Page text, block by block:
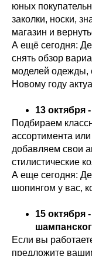
юных
заколки, носки,
магазин и
А ещё сегодня:
снять обзор
моделей одежды,
Новому году
13
Подбираем
ассортимента
добавляем свои
стилистические
А еще сегодня:
шопингом у вас,
15
Если вы
предложите